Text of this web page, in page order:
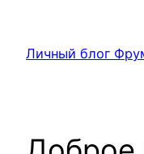
содержимому
Личный блог